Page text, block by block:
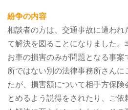
紛争の内容
相談者の方は、交通事故に遭われ
て解決を図ることになりました。
お車の損害のみが問題となる事案
所ではない別の法律事務所さんに
たが、損害額について相手方保険
とめるよう説得をされたり、ご依